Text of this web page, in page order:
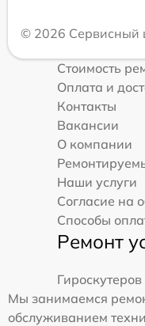
© 2026 Сервисный
Стоимость
Оплата и
Контакты
Вакансии
О компании
Наши услуги
Согласие на
Способы
Ремонт
Гироскутеров
Мы занимаемся
обслуживанием